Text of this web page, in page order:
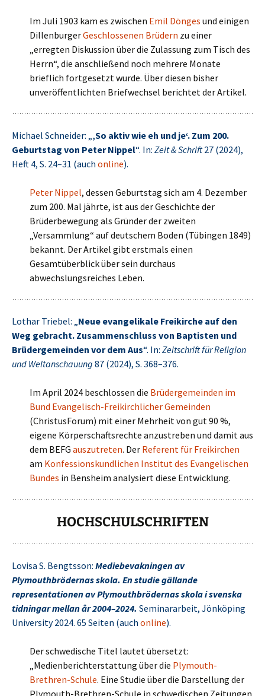
Im Juli 1903 kam es zwischen Emil Dönges und einigen
DillenburgerGeschlossenen Brüdern zu einer
„erregten Diskussion über die Zulassung zum Tisch des
Herrn“, die anschließend noch mehrere Monate
brieflich fortgesetzt wurde. Über diesen bisher
unveröffentlichten Briefwechsel berichtet der Artikel.
Michael Schneider: „‚So aktiv wie eh und je‘. Zum 200.
Geburtstag von Peter Nippel“. In: Zeit & Schrift27 (2024),
Heft 4, S. 24–31 (auch online).
Peter Nippel, dessen Geburtstag sich am 4. Dezember
zum 200. Mal jährte, ist aus der Geschichte der
Brüderbewegung als Gründer der zweiten
„Versammlung“ auf deutschem Boden (Tübingen 1849)
bekannt. Der Artikel gibt erstmals einen
Gesamtüberblick über sein durchaus
abwechslungsreiches Leben.
Lothar Triebel: „Neue evangelikale Freikirche auf den
Weg gebracht. Zusammenschluss von Baptisten und
Brüdergemeinden vor dem Aus“. In: Zeitschrift für Religion
und Weltanschauung 87 (2024), S. 368–376.
Im April 2024 beschlossen die Brüdergemeinden im
Bund Evangelisch-Freikirchlicher Gemeinden
(ChristusForum) mit einer Mehrheit von gut 90 %,
eigene Körperschaftsrechte anzustreben und damit aus
dem BEFG auszutreten. Der Referent für Freikirchen
am Konfessionskundlichen Institut des Evangelischen
Bundes in Bensheim analysiert diese Entwicklung.
HOCHSCHULSCHRIFTEN
Lovisa S. Bengtsson: Mediebevakningen av
Plymouthbrödernas skola. En studie gällande
representationen av Plymouthbrödernas skola i svenska
tidningar mellan år 2004–2024. Seminararbeit, Jönköping
University 2024. 65 Seiten (auch online).
Der schwedische Titel lautet übersetzt:
„Medienberichterstattung über die Plymouth-
Brethren-Schule. Eine Studie über die Darstellung der
Plymouth-Brethren-Schule in schwedischen Zeitungen